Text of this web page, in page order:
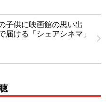
子供に映画館の思い出
届ける「シェアシネマ」